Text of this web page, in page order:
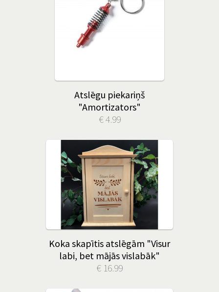
Atslēgu piekariņš
"Amortizators"
€ 4.99
Koka skapītis atslēgām "Visur
labi, bet mājās vislabāk"
€ 16.99